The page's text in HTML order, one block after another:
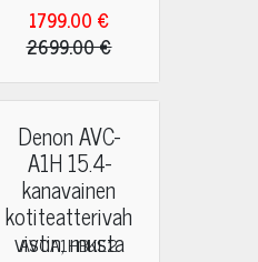
1799.00 €
2699.00 €
Denon AVC-
A1H 15.4-
kanavainen
kotiteatterivah
vistin, musta
AVCA1HBKE2